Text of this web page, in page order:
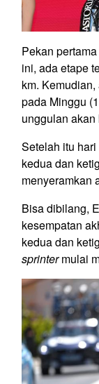
Pekan
ini, ada etape
km.
pada Minggu
unggulan
Setelah itu
kedua dan
menyeramkan
Bisa dibilang,
kesempatan
kedua dan
sprintermulai